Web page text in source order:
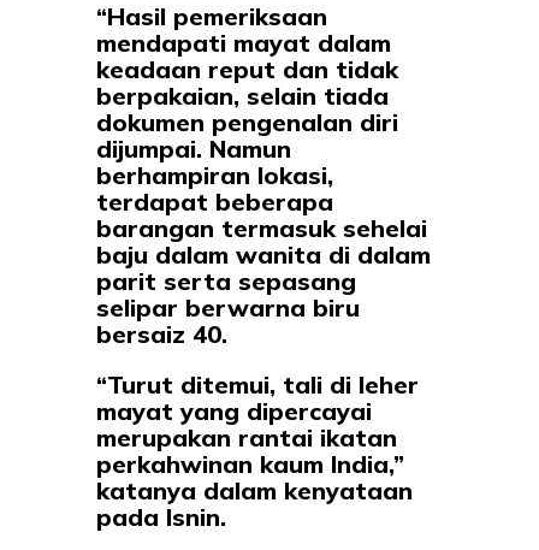
“Hasil pemeriksaan
mendapati mayat dalam
keadaan reput dan tidak
berpakaian, selain tiada
dokumen pengenalan diri
dijumpai. Namun
berhampiran lokasi,
terdapat beberapa
barangan termasuk sehelai
baju dalam wanita di dalam
parit serta sepasang
selipar berwarna biru
bersaiz 40.
“Turut ditemui, tali di leher
mayat yang dipercayai
merupakan rantai ikatan
perkahwinan kaum India,”
katanya dalam kenyataan
pada Isnin.